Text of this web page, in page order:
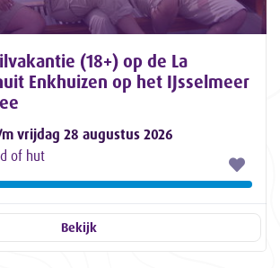
(18+) op de La
Enkhuizen op het IJsselmeer
vrijdag 28 augustus 2026
of hut
Bekijk